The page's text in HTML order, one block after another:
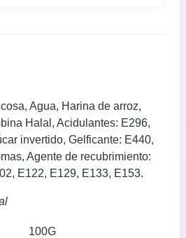
Agua, Harina de arroz,
Halal, Acidulantes: E296,
invertido, Gelficante: E440,
Agente de recubrimiento:
E122, E129, E133, E153.
100G